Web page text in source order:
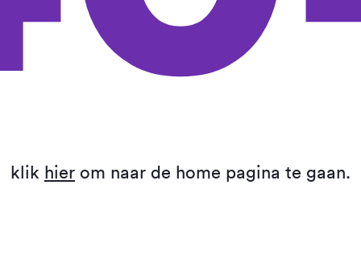
klik hier om naar de home pagina te gaan.